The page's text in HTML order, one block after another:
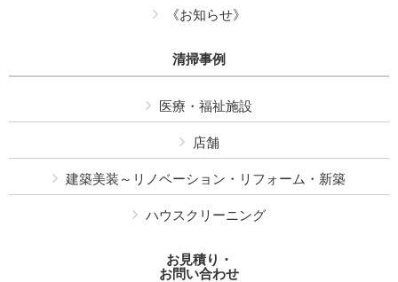
《お知らせ》
清掃事例
医療・福祉施設
店舗
建築美装～リノベーション・リフォーム・新築
ハウスクリーニング
お見積り・
お問い合わせ